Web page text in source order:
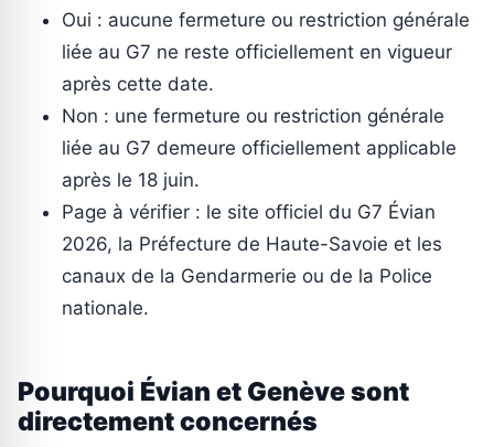
Oui : aucune fermeture ou restriction générale
liée au G7 ne reste officiellement en vigueur
après cette date.
Non : une fermeture ou restriction générale
liée au G7 demeure officiellement applicable
après le 18 juin.
Page à vérifier : le site officiel du G7 Évian
2026, la Préfecture de Haute-Savoie et les
canaux de la Gendarmerie ou de la Police
nationale.
Pourquoi Évian et Genève sont
directement concernés